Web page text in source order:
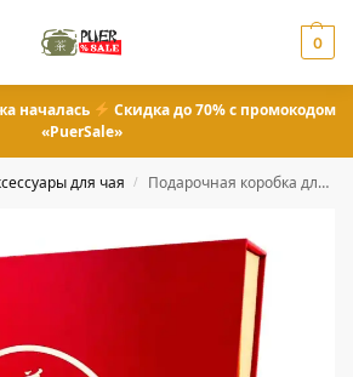
0
началась
Скидка до 70% с промокодом
«PuerSale»
для чая / Подарочная коробка для пуэра